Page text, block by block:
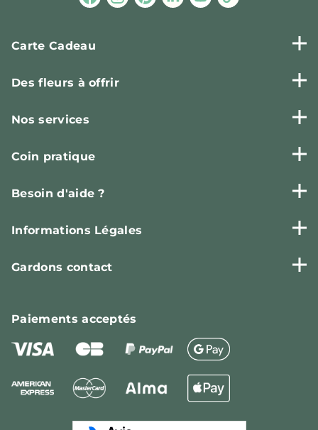
Carte Cadeau
Des fleurs à offrir
Nos services
Coin pratique
Besoin d'aide ?
Informations Légales
Gardons contact
Paiementsacceptés